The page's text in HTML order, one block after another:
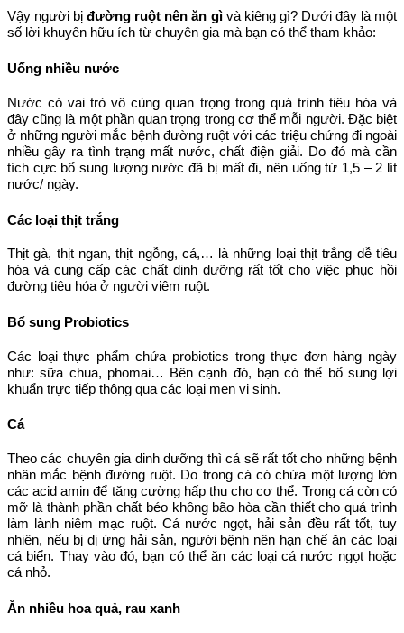
Vậy người bị đường ruột nên ăn gìvà kiêng gì? Dưới đây là một
số lời khuyên hữu ích từ chuyên gia mà bạn có thể tham khảo:
Uống nhiều nước
Nước có vai trò vô cùng quan trọng trong quá trình tiêu hóa và
đây cũng là một phần quan trọng trong cơ thể mỗi người. Đặc biệt
ở những người mắc bệnh đường ruột với các triệu chứng đi ngoài
nhiều gây ra tình trạng mất nước, chất điện giải. Do đó mà cần
tích cực bổ sung lượng nước đã bị mất đi, nên uống từ 1,5 – 2 lít
nước/ ngày.
Các loại thịt trắng
Thịt gà, thịt ngan, thịt ngỗng, cá,… là những loại thịt trắng dễ tiêu
hóa và cung cấp các chất dinh dưỡng rất tốt cho việc phục hồi
đường tiêu hóa ở người viêm ruột.
Bổ sung Probiotics
Các loại thực phẩm chứa probiotics trong thực đơn hàng ngày
như: sữa chua, phomai… Bên cạnh đó, bạn có thể bổ sung lợi
khuẩn trực tiếp thông qua các loại men vi sinh.
Cá
Theo các chuyên gia dinh dưỡng thì cá sẽ rất tốt cho những bệnh
nhân mắc bệnh đường ruột. Do trong cá có chứa một lượng lớn
các acid amin để tăng cường hấp thu cho cơ thể. Trong cá còn có
mỡ là thành phần chất béo không bão hòa cần thiết cho quá trình
làm lành niêm mạc ruột. Cá nước ngọt, hải sản đều rất tốt, tuy
nhiên, nếu bị dị ứng hải sản, người bệnh nên hạn chế ăn các loại
cá biển. Thay vào đó, bạn có thể ăn các loại cá nước ngọt hoặc
cá nhỏ.
Ăn nhiều hoa quả, rau xanh